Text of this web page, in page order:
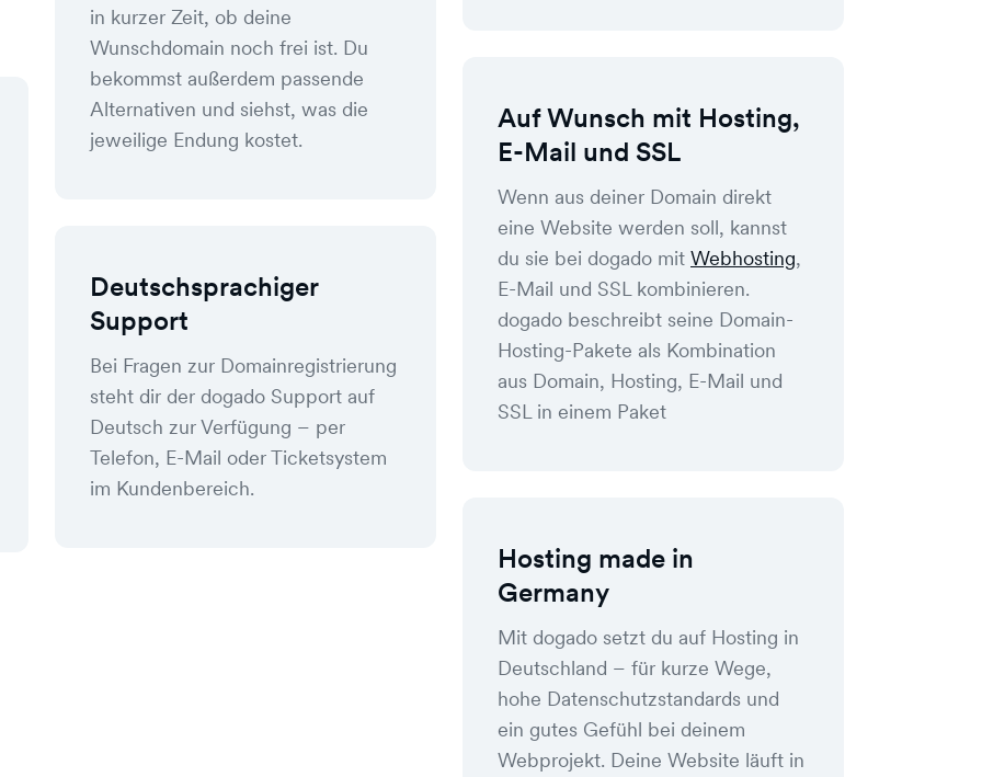
in kurzer Zeit, ob deine
Wunschdomain noch frei ist. Du
bekommst außerdem passende
Alternativen und siehst, was die
jeweilige Endung kostet.
Deutschsprachiger
Support
Bei Fragen zur Domainregistrierung
steht dir der dogado Support auf
Deutsch zur Verfügung – per
Telefon, E-Mail oder Ticketsystem
im Kundenbereich.
Auf Wunsch mit Hosting,
E-Mail und SSL
Wenn aus deiner Domain direkt
eine Website werden soll, kannst
du sie bei dogado mit Webhosting,
E-Mail und SSL kombinieren.
dogado beschreibt seine Domain-
Hosting-Pakete als Kombination
aus Domain, Hosting, E-Mail und
SSL in einem Paket
Hosting made in
Germany
Mit dogado setzt du auf Hosting in
Deutschland – für kurze Wege,
hohe Datenschutzstandards und
ein gutes Gefühl bei deinem
Webprojekt. Deine Website läuft in